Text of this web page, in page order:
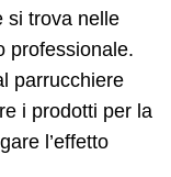
si trova nelle
professionale.
parrucchiere
i prodotti per la
l’effetto